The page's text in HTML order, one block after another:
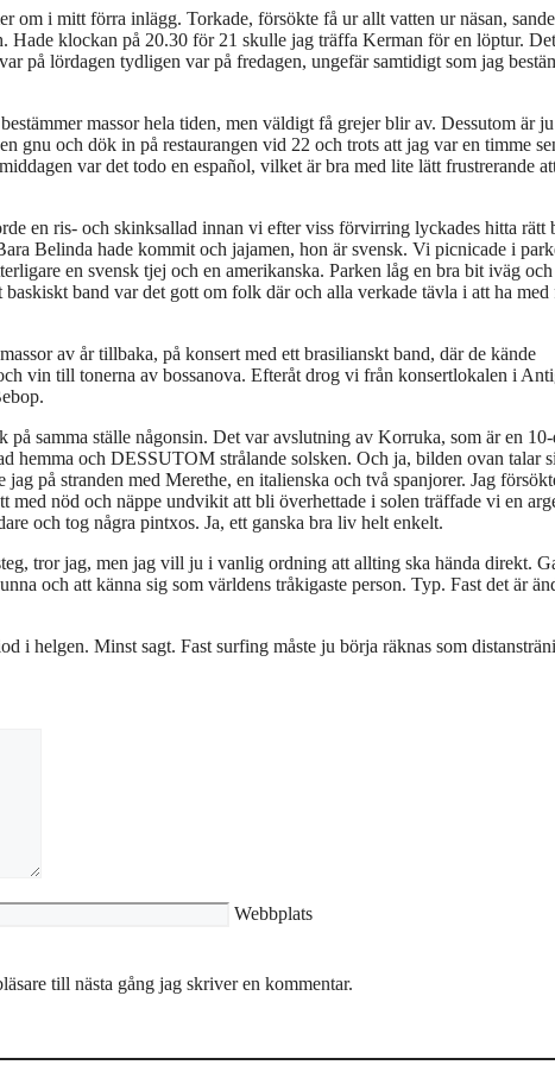
om i mitt förra inlägg. Torkade, försökte få ur allt vatten ur näsan,
Hade klockan på 20.30 för 21 skulle jag träffa Kerman för en löptur.
på lördagen tydligen var på fredagen, ungefär samtidigt som jag
massor hela tiden, men väldigt få grejer blir av. Dessutom är ju
gnu och dök in på restaurangen vid 22 och trots att jag var en timme
var det todo en español, vilket är bra med lite lätt frustrerande
en ris- och skinksallad innan vi efter viss förvirring lyckades hitta rätt
Belinda hade kommit och jajamen, hon är svensk. Vi picnicade i
en svensk tjej och en amerikanska. Parken låg en bra bit iväg
band var det gott om folk där och alla verkade tävla i att ha med
av år tillbaka, på konsert med ett brasilianskt band, där de kände
vin till tonerna av bossanova. Efteråt drog vi från konsertlokalen i
samma ställe någonsin. Det var avslutning av Korruka, som är en 10-
hemma och DESSUTOM strålande solsken. Och ja, bilden ovan talar
på stranden med Merethe, en italienska och två spanjorer. Jag
med nöd och näppe undvikit att bli överhettade i solen träffade vi en
och tog några pintxos. Ja, ett ganska bra liv helt enkelt.
tror jag, men jag vill ju i vanlig ordning att allting ska hända direkt.
och att känna sig som världens tråkigaste person. Typ. Fast det är
i helgen. Minst sagt. Fast surfing måste ju börja räknas som
Webbplats
till nästa gång jag skriver en kommentar.